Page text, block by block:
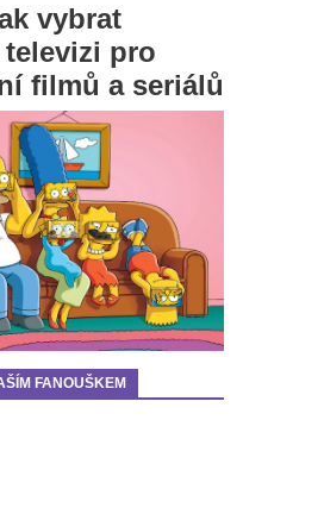
vybrat
pro
filmů a seriálů
FANOUŠKEM